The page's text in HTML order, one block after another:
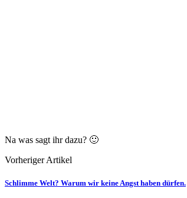
Na was sagt ihr dazu? 🙂
Vorheriger Artikel
Schlimme Welt? Warum wir keine Angst haben dürfen.